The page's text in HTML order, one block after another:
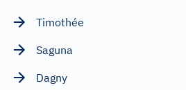
Timothée
Saguna
Dagny